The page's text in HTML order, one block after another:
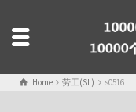
Home 劳工(SL) s0516